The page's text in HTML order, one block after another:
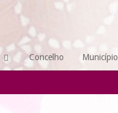
Concelho Município